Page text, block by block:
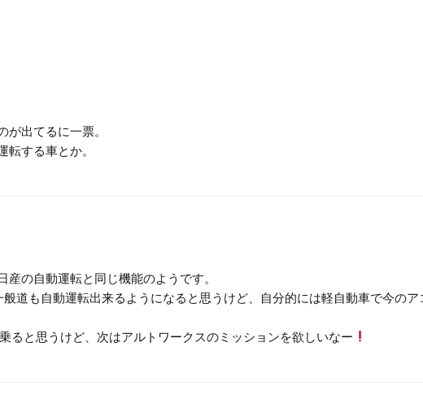
出てるに一票。
転する車とか。
の自動運転と同じ機能のようです。
道も自動運転出来るようになると思うけど、自分的には軽自動車で今の
ると思うけど、次はアルトワークスのミッションを欲しいなー